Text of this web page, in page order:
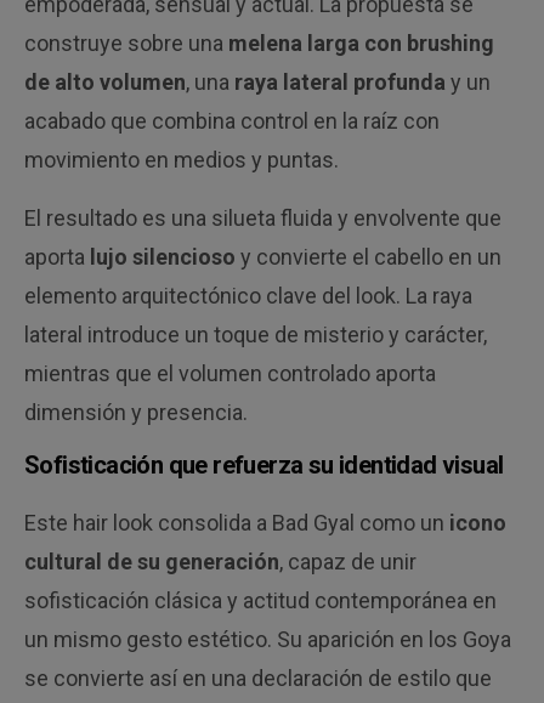
construye sobre una melena larga con brushing
de alto volumen, una raya lateral profunda y un
acabado que combina control en la raíz con
movimiento en medios y puntas.
El resultado es una silueta fluida y envolvente que
aporta lujo silencioso y convierte el cabello en un
elemento arquitectónico clave del look. La raya
lateral introduce un toque de misterio y carácter,
mientras que el volumen controlado aporta
dimensión y presencia.
Sofisticación que refuerza su identidad visual
Este hair look consolida a Bad Gyal como un icono
cultural de su generación, capaz de unir
sofisticación clásica y actitud contemporánea en
un mismo gesto estético. Su aparición en los Goya
se convierte así en una declaración de estilo que